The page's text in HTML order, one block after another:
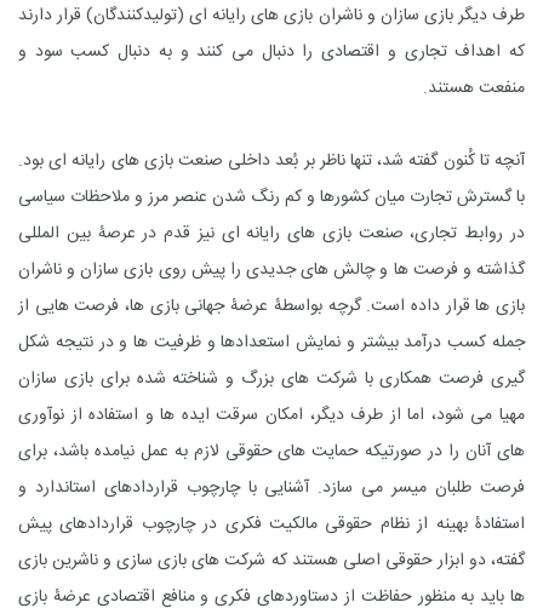
طرف دیگر بازی سازان و ناشران بازی های رایانه ای (تولیدکنندگان) قرار دارند
که اهداف تجاری و اقتصادی را دنبال می کنند و به دنبال کسب سود و
منفعت هستند.
آنچه تا کُنون گفته شد، تنها ناظر بر بُعد داخلی صنعت بازی های رایانه ای بود.
با گسترش تجارت میان کشورها و کم رنگ شدن عنصر مرز و ملاحظات سیاسی
در روابط تجاری، صنعت بازی های رایانه ای نیز قدم در عرصۀ بین المللی
گذاشته و فرصت ها و چالش های جدیدی را پیش روی بازی سازان و ناشران
بازی ها قرار داده است. گرچه بواسطۀ عرضۀ جهانی بازی ها، فرصت هایی از
جمله کسب درآمد بیشتر و نمایش استعدادها و ظرفیت ها و در نتیجه شکل
گیری فرصت همکاری با شرکت های بزرگ و شناخته شده برای بازی سازان
مهیا می شود، اما از طرف دیگر، امکان سرقت ایده ها و استفاده از نوآوری
های آنان را در صورتیکه حمایت های حقوقی لازم به عمل نیامده باشد، برای
فرصت طلبان میسر می سازد. آشنایی با چارچوب قراردادهای استاندارد و
استفادۀ بهینه از نظام حقوقی مالکیت فکری در چارچوب قراردادهای پیش
گفته، دو ابزار حقوقی اصلی هستند که شرکت های بازی سازی و ناشرین بازی
ها باید به منظور حفاظت از دستاوردهای فکری و منافع اقتصادی عرضۀ بازی